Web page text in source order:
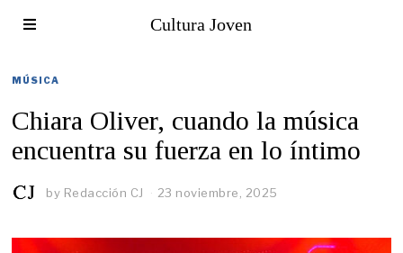
Cultura Joven
MÚSICA
Chiara Oliver, cuando la música
encuentra su fuerza en lo íntimo
by Redacción CJ 23 noviembre, 2025